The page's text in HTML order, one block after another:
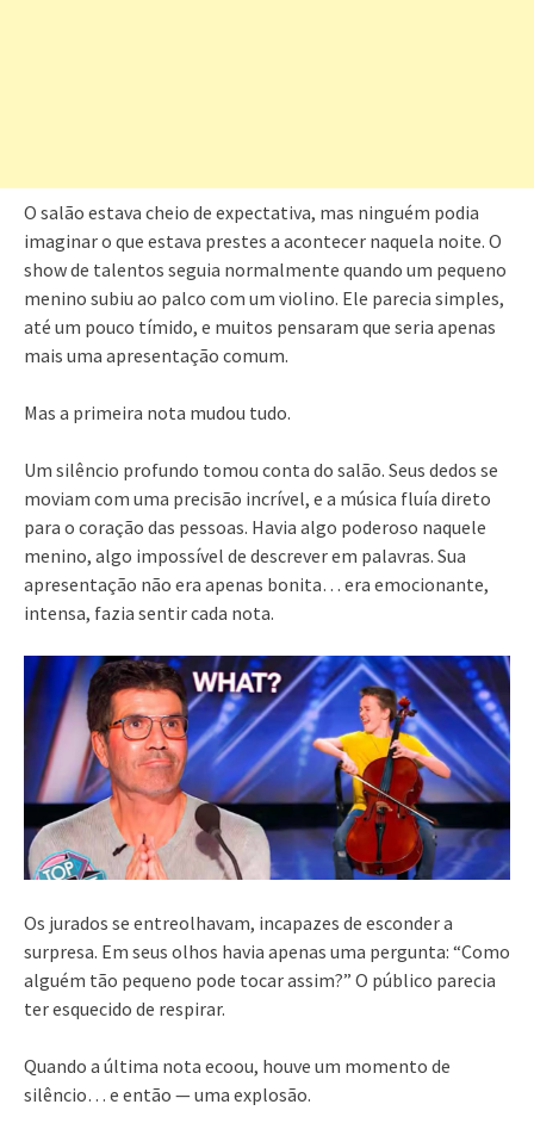
O salão estava cheio de expectativa, mas ninguém podia
imaginar o que estava prestes a acontecer naquela noite. O
show de talentos seguia normalmente quando um pequeno
menino subiu ao palco com um violino. Ele parecia simples,
até um pouco tímido, e muitos pensaram que seria apenas
mais uma apresentação comum.
Mas a primeira nota mudou tudo.
Um silêncio profundo tomou conta do salão. Seus dedos se
moviam com uma precisão incrível, e a música fluía direto
para o coração das pessoas. Havia algo poderoso naquele
menino, algo impossível de descrever em palavras. Sua
apresentação não era apenas bonita… era emocionante,
intensa, fazia sentir cada nota.
Os jurados se entreolhavam, incapazes de esconder a
surpresa. Em seus olhos havia apenas uma pergunta: “Como
alguém tão pequeno pode tocar assim?” O público parecia
ter esquecido de respirar.
Quando a última nota ecoou, houve um momento de
silêncio… e então — uma explosão.